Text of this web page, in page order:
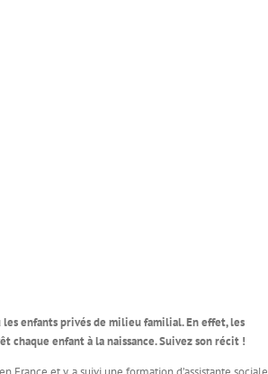
enfants privés de milieu familial. En effet, les
enfant à la naissance. Suivez son récit !